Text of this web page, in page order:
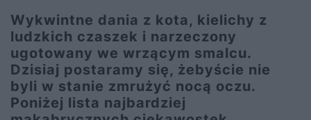
Wykwintne dania z kota, kielichy z
ludzkich czaszek i narzeczony
ugotowany we wrzącym smalcu.
Dzisiaj postaramy się, żebyście nie
byli w stanie zmrużyć nocą oczu.
Poniżej lista najbardziej